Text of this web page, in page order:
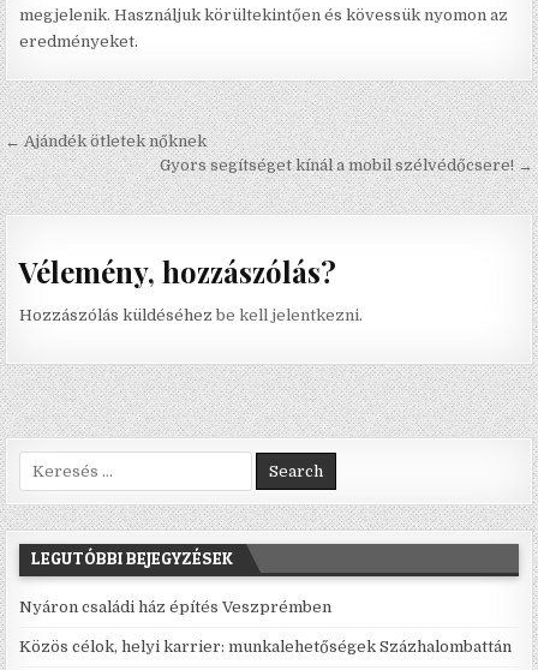
megjelenik. Használjuk körültekintően és kövessük nyomon az
eredményeket.
Bejegyzés navigáció
← Ajándék ötletek nőknek
Gyors segítséget kínál a mobil szélvédőcsere! →
Vélemény, hozzászólás?
Hozzászólás küldéséhezbe kell jelentkezni.
Search for:
LEGUTÓBBI BEJEGYZÉSEK
Nyáron családi ház építés Veszprémben
Közös célok, helyi karrier: munkalehetőségek Százhalombattán